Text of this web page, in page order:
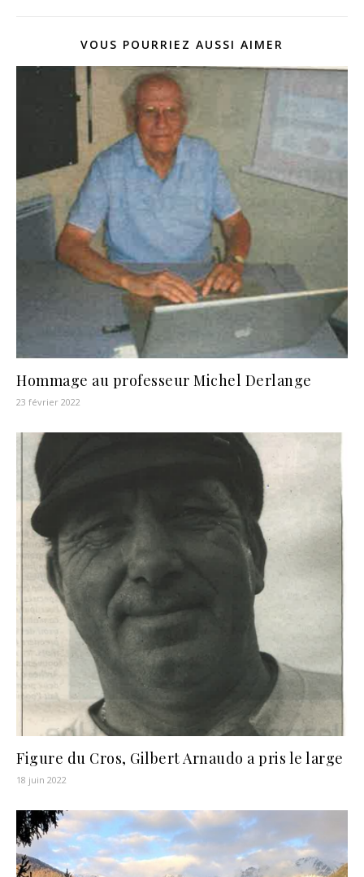
VOUS POURRIEZ AUSSI AIMER
Hommage au professeur Michel Derlange
23 février 2022
Figure du Cros, Gilbert Arnaudo a pris le large
18 juin 2022